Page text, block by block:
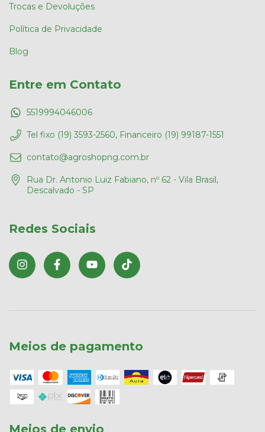
Trocas e Devoluções
Política de Privacidade
Blog
Entre em Contato
5519994046006
Tel fixo (19) 3593-2560, Financeiro (19) 99187-1551
contato@agroshopng.com.br
Rua Dr. Antonio Luiz Fabiano, nº 62 - Vila Brasil,
Descalvado - SP
Redes Sociais
Meios de pagamento